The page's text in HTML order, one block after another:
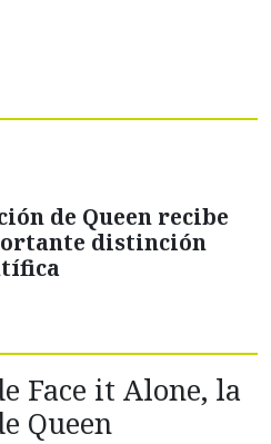
de Queen recibe
distinción
Face it Alone, la
Queen